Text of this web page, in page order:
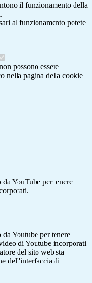
il funzionamento della
al funzionamento potete
possono essere
nella pagina della cookie
YouTube per tenere
Youtube per tenere
di Youtube incorporati
del sito web sta
dell'interfaccia di